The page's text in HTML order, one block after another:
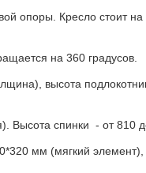
опоры. Кресло стоит
на 360 градусов.
высота
Высота спинки - от 810
мм (мягкий элемент),